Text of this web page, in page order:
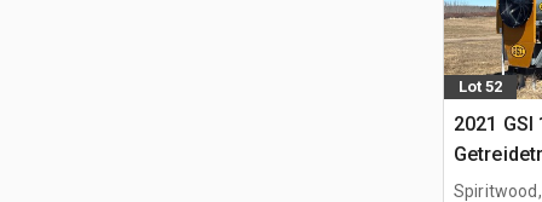
Lot 52
2021
Spiritwood,